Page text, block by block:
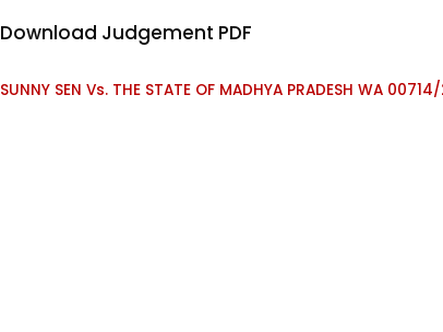
Download Judgement PDF
SUNNY SEN Vs. THE STATE OF MADHYA PRADESH WA